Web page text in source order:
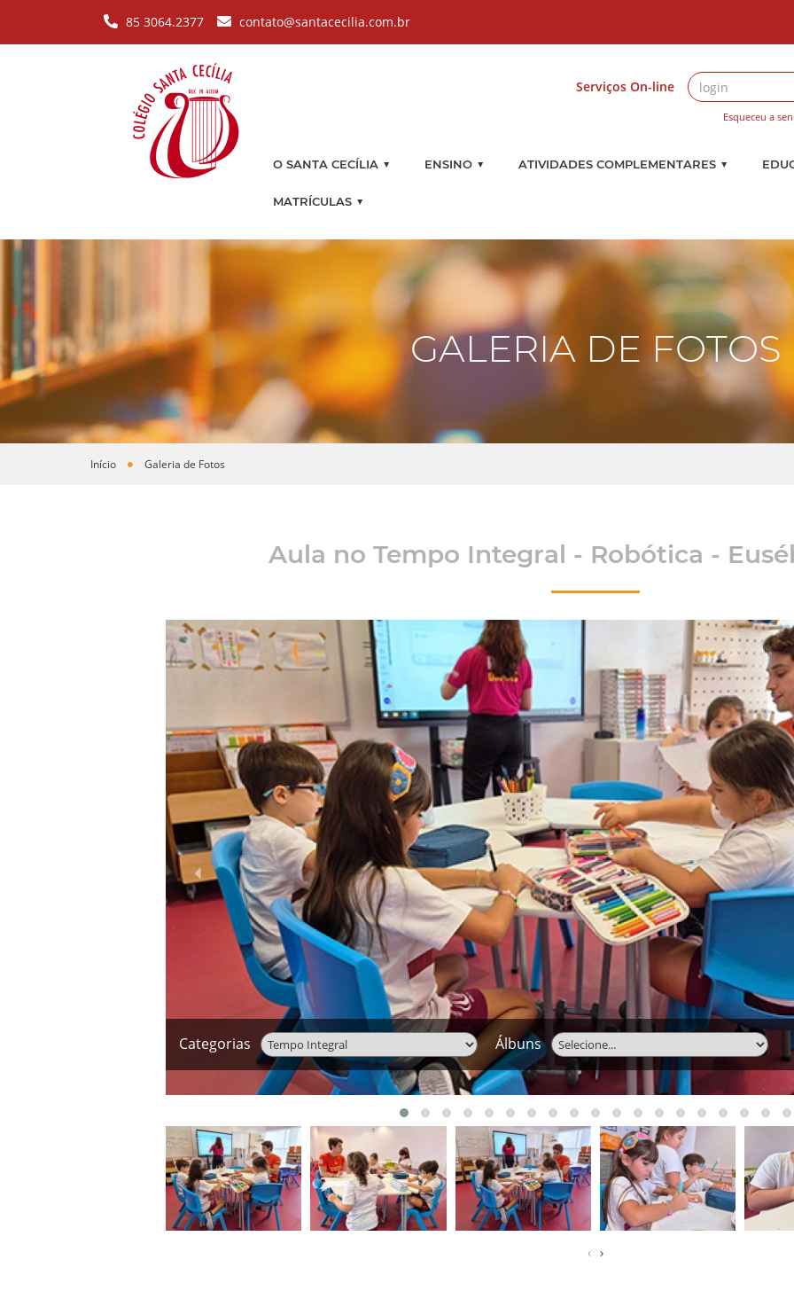
85 3064.2377 contato@santacecilia.com.br
Serviços On-line
Esqueceu a
O SANTA CECÍLIA ▼ ENSINO ▼ ATIVIDADES COMPLEMENTARES ▼
MATRÍCULAS ▼
GALERIA DE FOTOS
Você está aqui
Início Galeria de Fotos
Aula no Tempo Integral - Robótica -
‹
Categorias Álbuns
‹ ›